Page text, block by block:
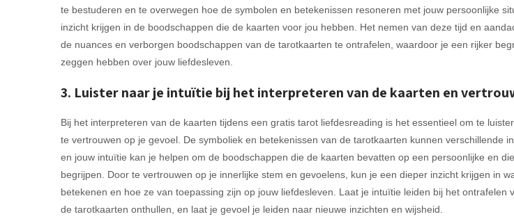
te bestuderen en te overwegen hoe de symbolen en betekenissen resoneren met jouw persoonlijke
inzicht krijgen in de boodschappen die de kaarten voor jou hebben. Het nemen van deze tijd en
de nuances en verborgen boodschappen van de tarotkaarten te ontrafelen, waardoor je een rijker
zeggen hebben over jouw liefdesleven.
3. Luister naar je intuïtie bij het interpreteren van de kaarten en
Bij het interpreteren van de kaarten tijdens een gratis tarot liefdesreading is het essentieel om te
te vertrouwen op je gevoel. De symboliek en betekenissen van de tarotkaarten kunnen verschillende
en jouw intuïtie kan je helpen om de boodschappen die de kaarten bevatten op een persoonlijke en
begrijpen. Door te vertrouwen op je innerlijke stem en gevoelens, kun je een dieper inzicht krijgen in
betekenen en hoe ze van toepassing zijn op jouw liefdesleven. Laat je intuïtie leiden bij het ontrafelen
de tarotkaarten onthullen, en laat je gevoel je leiden naar nieuwe inzichten en wijsheid.